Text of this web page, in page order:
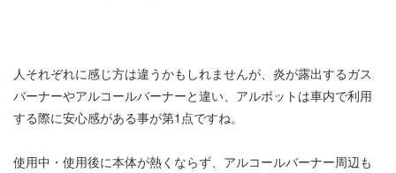
人それぞれに感じ方は違うかもしれませんが、炎が露出するガス
バーナーやアルコールバーナーと違い、アルポットは車内で利用
する際に安心感がある事が第1点ですね。
使用中・使用後に本体が熱くならず、アルコールバーナー周辺も